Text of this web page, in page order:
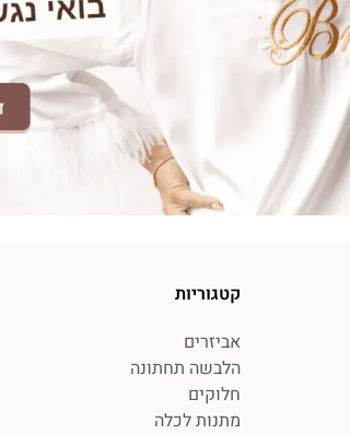
קטגוריות
אביזרים
הלבשה תחתונה
חלוקים
מתנות לכלה